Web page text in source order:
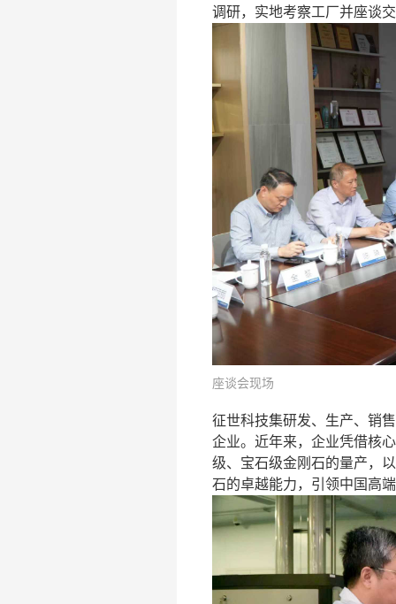
调研，实地考察工厂并座谈
座谈会现场
征世科技集研发、生产、销
企业。近年来，企业凭借核
级、宝石级金刚石的量产，
石的卓越能力，引领中国高